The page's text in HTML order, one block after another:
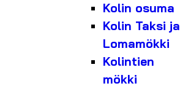
Kolin osuma
Kolin Taksi ja
Lomamökki
Kolintien
mökki